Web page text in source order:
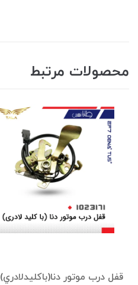
محصولات مرتبط
قفل درب موتور دنا(باکليدلادري)